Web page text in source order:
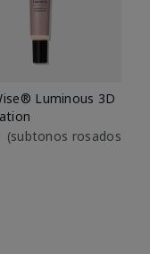
Luminous 3D
(subtonos rosados